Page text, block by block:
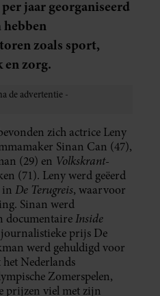
jaar georganiseerd
hebben
zoals sport,
zorg.
zich actrice Leny
Sinan Can (47),
(29) en Volkskrant-
(71). Leny werd geëerd
in De Terugreis, waarvoor
Sinan werd
documentaireInside
prijs De
werd gehuldigd voor
Nederlands
Zomerspelen,
prijzen viel met zijn